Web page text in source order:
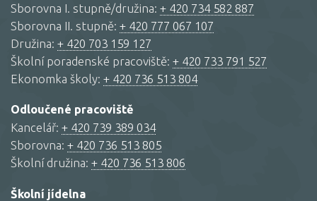
Sborovna I. stupně/družina: + 420 734 582 887
Sborovna II. stupně: + 420 777 067 107
Družina: + 420 703 159 127
Školní poradenské pracoviště: + 420 733 791 527
Ekonomka školy: + 420 736 513 804
Odloučené pracoviště
Kancelář: + 420 739 389 034
Sborovna: + 420 736 513 805
Školní družina: + 420 736 513 806
Školní jídelna